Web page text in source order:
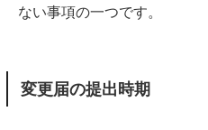
ない事項の一つです。
変更届の提出時期